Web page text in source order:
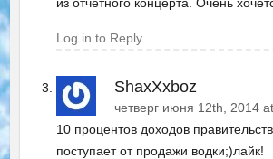
из отчётного концерта. Очень
Log in to Reply
ShaxXxboz
четверг июня 12th, 2014
10 процентов доходов
поступает от продажи водки;)лайк!